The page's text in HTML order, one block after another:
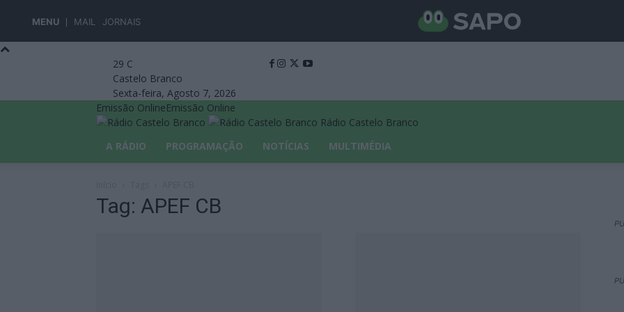
MENU MAIL JORNAIS
29 C
Castelo Branco
Sexta-feira, Agosto 7, 2026
Emissão OnlineEmissão Online
Rádio Castelo Branco
A RÁDIO
PROGRAMAÇÃO NOTÍCIAS MULTIMÉDIA
Tag: APEF CB